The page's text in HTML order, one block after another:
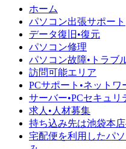
ホーム
パソコン出張サポート
データ復旧•復元
パソコン修理
パソコン故障•トラブ
訪問可能エリア
PCサポート•ネットワ
サーバー•PCセキュリ
求人•人材募集
持ち込み先は池袋本
宅配便を利用したパ